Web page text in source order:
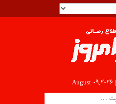
August 09,2026 |